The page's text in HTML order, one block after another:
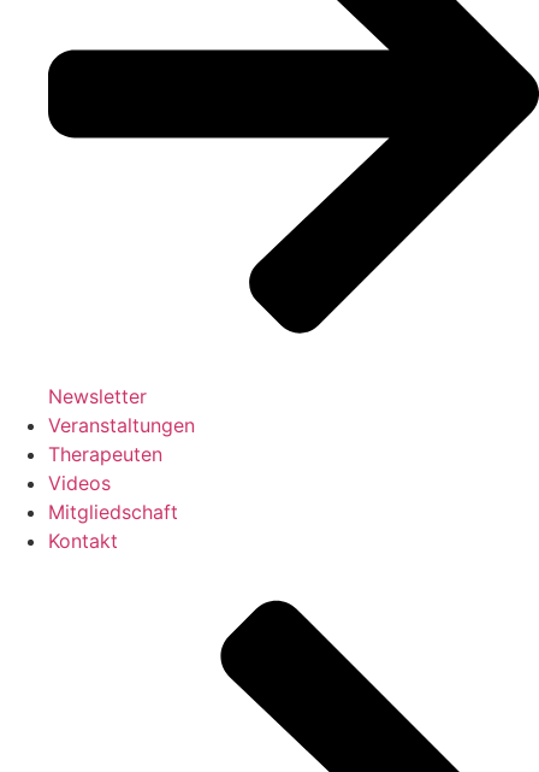
Newsletter
Veranstaltungen
Therapeuten
Videos
Mitgliedschaft
Kontakt